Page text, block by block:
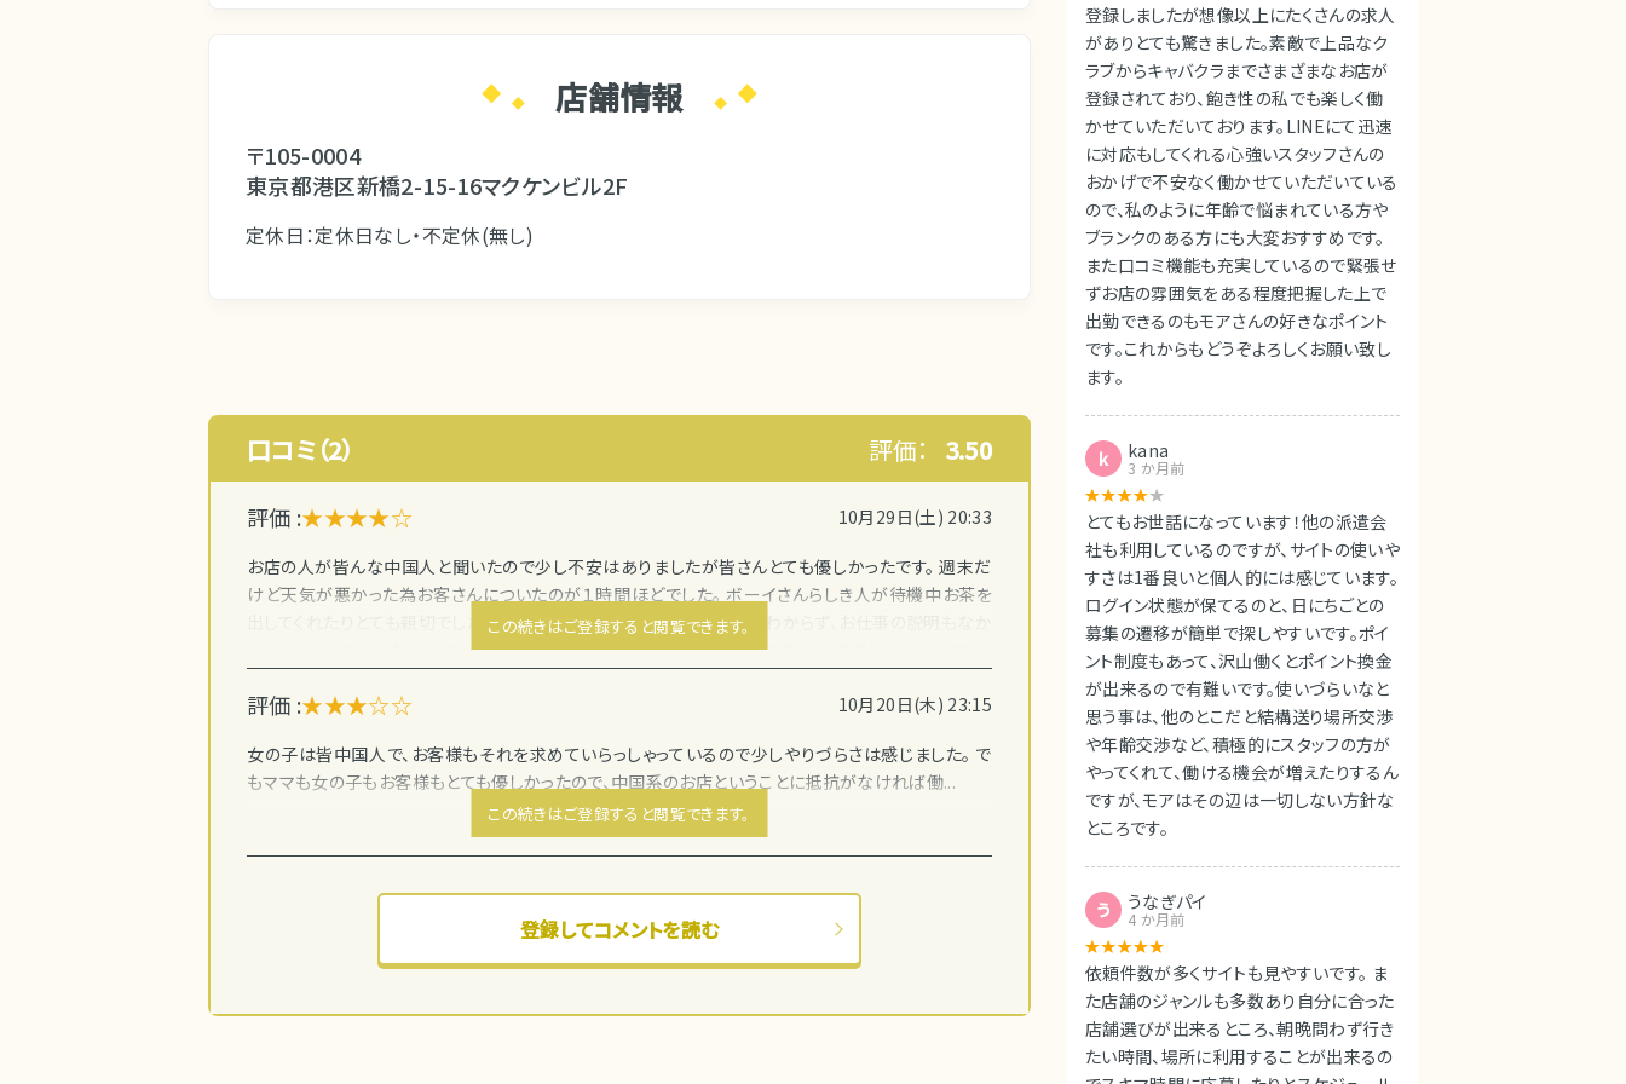
店舗情報
〒105-0004
東京都港区新橋2-15-16マクケンビル2F
定休日：定休日なし・不定休(無し)
口コミ（2） 評価： 3.50
評価 :★★★★☆ 10月29日(土) 20:33
お店の人が皆んな中国人と聞いたので少し不安はありましたが皆さんとても優しかったです。 週末だ
けど天気が悪かった為お客さんについたのが１時間ほどでした。 ボーイさんらしき人が待機中お茶を
出してくれたりとても親切でした。 しかし、ドレスなどどれを着ていいかわからず、お仕事の説明もなか
った点がマイナス。 内装もオシャレで音楽などもうるさくなくゆったりした大人な雰囲気でした。 また...
この続きはご登録すると閲覧できます。
評価 :★★★☆☆ 10月20日(木) 23:15
女の子は皆中国人で、お客様もそれを求めていらっしゃっているので少しやりづらさは感じました。 で
もママも女の子もお客様もとても優しかったので、中国系のお店ということに抵抗がなければ働...
この続きはご登録すると閲覧できます。
登録してコメントを読む
登録しましたが想像以上にたくさんの求人
がありとても驚きました。素敵で上品なク
ラブからキャバクラまでさまざまなお店が
登録されており、飽き性の私でも楽しく働
かせていただいております。LINEにて迅速
に対応もしてくれる心強いスタッフさんの
おかげで不安なく働かせていただいている
ので、私のように年齢で悩まれている方や
ブランクのある方にも大変おすすめです。
また口コミ機能も充実しているので緊張せ
ずお店の雰囲気をある程度把握した上で
出勤できるのもモアさんの好きなポイント
です。これからもどうぞよろしくお願い致し
ます。
k kana
3 か月前
とてもお世話になっています！他の派遣会
社も利用しているのですが、サイトの使いや
すさは1番良いと個人的には感じています。
ログイン状態が保てるのと、日にちごとの
募集の遷移が簡単で探しやすいです。ポイ
ント制度もあって、沢山働くとポイント換金
が出来るので有難いです。使いづらいなと
思う事は、他のとこだと結構送り場所交渉
や年齢交渉など、積極的にスタッフの方が
やってくれて、働ける機会が増えたりするん
ですが、モアはその辺は一切しない方針な
ところです。
う うなぎパイ
4 か月前
依頼件数が多くサイトも見やすいです。 ま
た店舗のジャンルも多数あり自分に合った
店舗選びが出来るところ、朝晩問わず行き
たい時間、場所に利用することが出来るの